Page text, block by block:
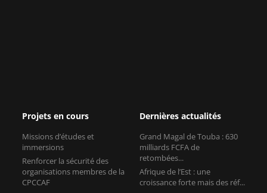
Projets en cours
Missions d’études et
immersions
Renforcer la sécurité des
organisations membres de la
CPCCAF
Dernières actualités
Grand Magal de Touba : 630
milliards FCFA de
retombées...
Afrique de l’Est : une
croissance forte mais des réf...